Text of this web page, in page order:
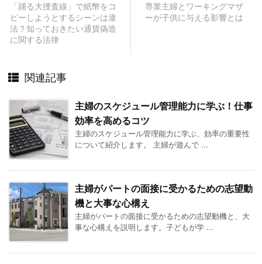
専業主婦とワーキングマザ
ーが子供に与える影響とは
「踊る大捜査線」で紙幣をコ
ピーしようとするシーンは違
法？知っておきたい通貨偽造
に関する法律
関連記事
主婦のスケジュール管理能力に学ぶ！仕事
効率を高めるコツ
主婦のスケジュール管理能力に学ぶ、効率の重要性
について紹介します。 主婦が遊んで ...
主婦がパートの面接に受かるための志望動
機と大事な心構え
主婦がパートの面接に受かるための志望動機と、大
事な心構えを説明します。子どもが学 ...